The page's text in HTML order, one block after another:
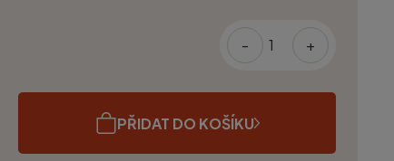
- +
PŘIDAT DO KOŠÍKU